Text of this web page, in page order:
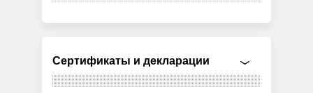
Сертификаты и декларации